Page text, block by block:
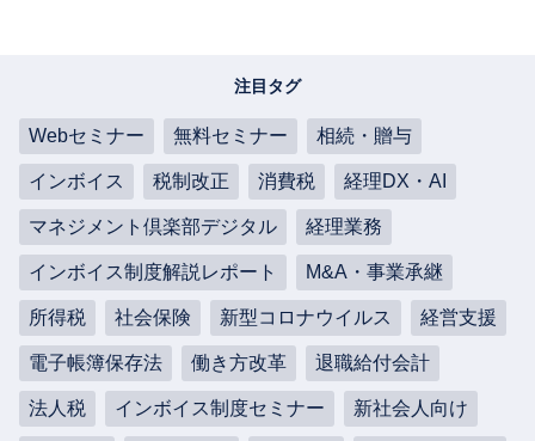
注目タグ
Webセミナー 無料セミナー 相続・贈与
インボイス 税制改正 消費税 経理DX・AI
マネジメント倶楽部デジタル 経理業務
インボイス制度解説レポート M&A・事業承継
所得税 社会保険 新型コロナウイルス 経営支援
電子帳簿保存法 働き方改革 退職給付会計
法人税 インボイス制度セミナー 新社会人向け